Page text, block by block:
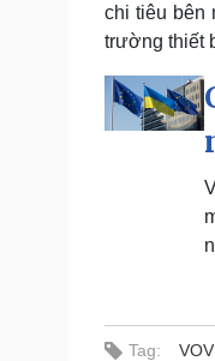
chi tiêu bên
trường thiết
Tag: VOV